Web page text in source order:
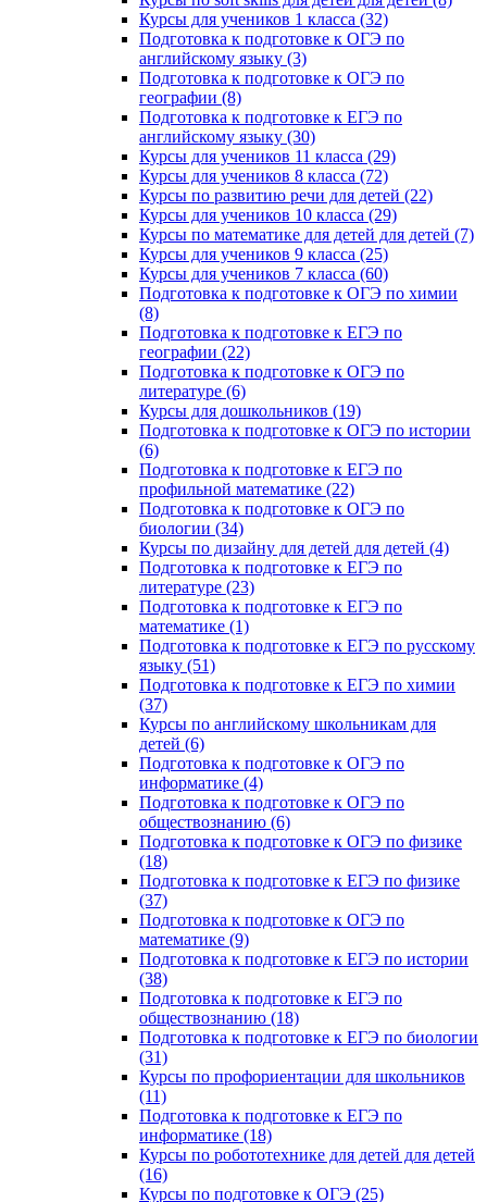
Курсы для учеников 1 класса (32)
Подготовка к подготовке к ОГЭ по
английскому языку (3)
Подготовка к подготовке к ОГЭ по
географии (8)
Подготовка к подготовке к ЕГЭ по
английскому языку (30)
Курсы для учеников 11 класса (29)
Курсы для учеников 8 класса (72)
Курсы по развитию речи для детей (22)
Курсы для учеников 10 класса (29)
Курсы по математике для детей для детей (7)
Курсы для учеников 9 класса (25)
Курсы для учеников 7 класса (60)
Подготовка к подготовке к ОГЭ по химии
(8)
Подготовка к подготовке к ЕГЭ по
географии (22)
Подготовка к подготовке к ОГЭ по
литературе (6)
Курсы для дошкольников (19)
Подготовка к подготовке к ОГЭ по истории
(6)
Подготовка к подготовке к ЕГЭ по
профильной математике (22)
Подготовка к подготовке к ОГЭ по
биологии (34)
Курсы по дизайну для детей для детей (4)
Подготовка к подготовке к ЕГЭ по
литературе (23)
Подготовка к подготовке к ЕГЭ по
математике (1)
Подготовка к подготовке к ЕГЭ по русскому
языку (51)
Подготовка к подготовке к ЕГЭ по химии
(37)
Курсы по английскому школьникам для
детей (6)
Подготовка к подготовке к ОГЭ по
информатике (4)
Подготовка к подготовке к ОГЭ по
обществознанию (6)
Подготовка к подготовке к ОГЭ по физике
(18)
Подготовка к подготовке к ЕГЭ по физике
(37)
Подготовка к подготовке к ОГЭ по
математике (9)
Подготовка к подготовке к ЕГЭ по истории
(38)
Подготовка к подготовке к ЕГЭ по
обществознанию (18)
Подготовка к подготовке к ЕГЭ по биологии
(31)
Курсы по профориентации для школьников
(11)
Подготовка к подготовке к ЕГЭ по
информатике (18)
Курсы по робототехнике для детей для детей
(16)
Курсы по подготовке к ОГЭ (25)